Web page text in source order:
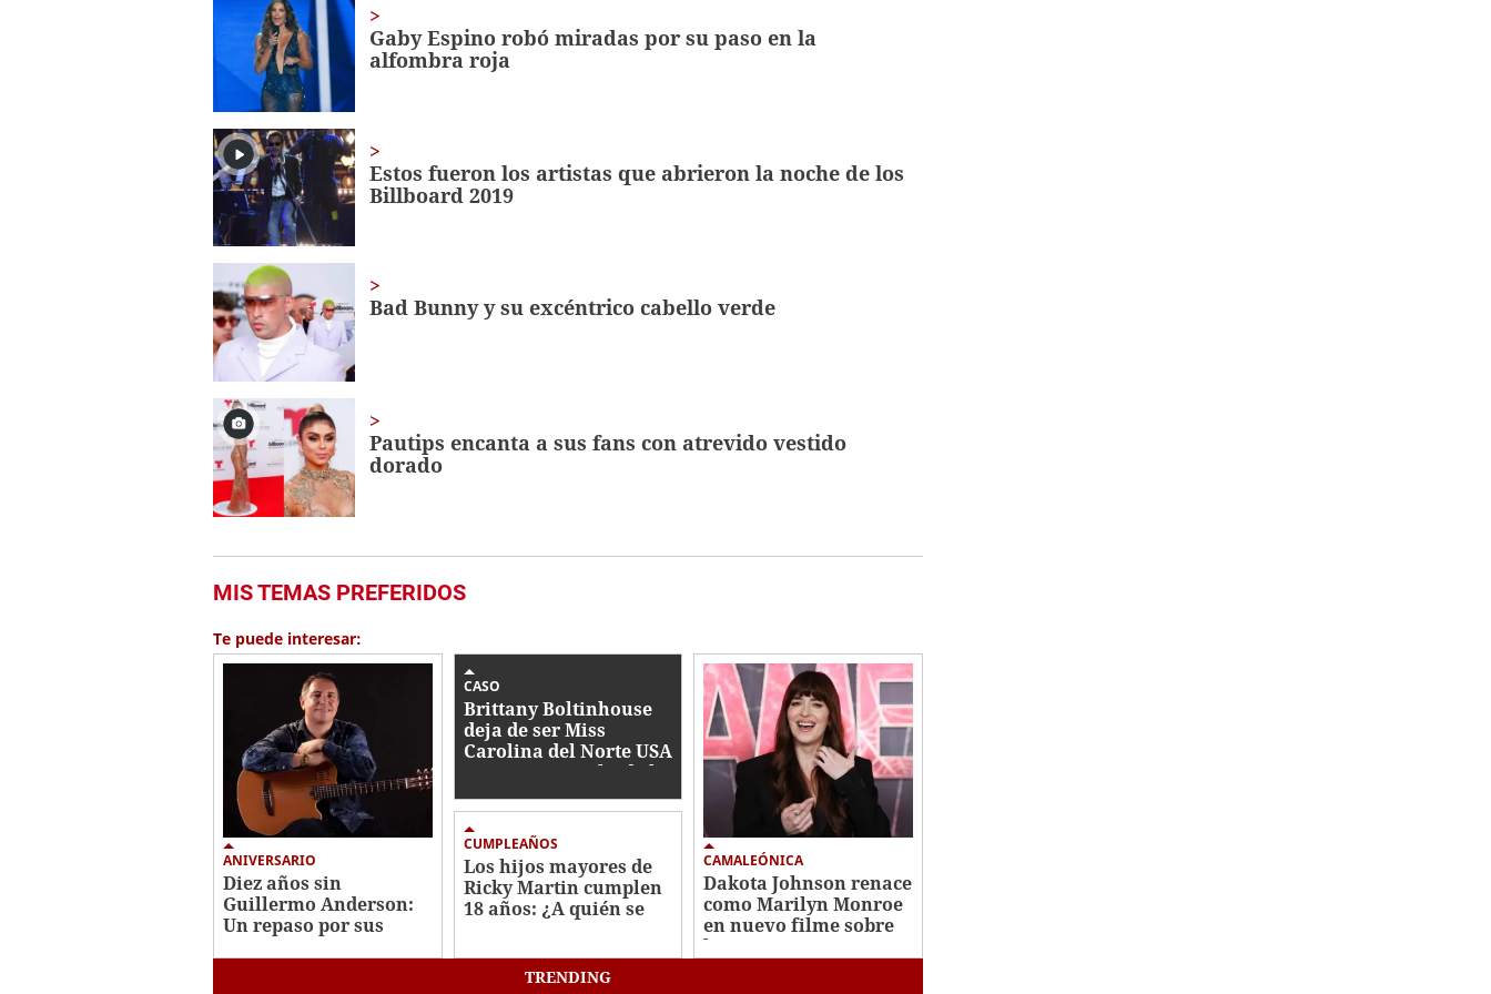
secondsVolume
Gaby Espino robó miradas por su paso en la
alfombra roja
Estos fueron los artistas que abrieron la noche de los
Billboard 2019
Bad Bunny y su excéntrico cabello verde
Pautips encanta a sus fans con atrevido vestido
dorado
MIS TEMAS PREFERIDOS
Te puede interesar:
ANIVERSARIO
Diez años sin
Guillermo Anderson:
Un repaso por sus
CASO
Brittany Boltinhouse
deja de ser Miss
Carolina del Norte USA
2026: esto se sabe de la
destitución
CUMPLEAÑOS
Los hijos mayores de
Ricky Martin cumplen
18 años: ¿A quién se
CAMALEÓNICA
Dakota Johnson renace
como Marilyn Monroe
en nuevo filme sobre
la actriz
TRENDING